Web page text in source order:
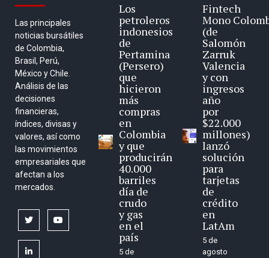
Las principales
noticias bursátiles
de Colombia,
Brasil, Perú,
México y Chile.
Análisis de las
decisiones
financieras,
índices, divisas y
valores, así como
las movimientos
empresariales que
afectan a los
mercados.
twitter
linkedin
Los
petroleros
indonesios
de
Pertamina
(Persero)
que
hicieron
más
compras
en
Colombia
y que
producirán
40.000
barriles
día de
crudo
y gas
en el
país
5 de
Fintech
Mono
(de
Salomón
Zarruk
Valencia
y con
ingresos
año
por
$22.000
millones)
lanzó
solución
para
tarjetas
de
crédito
en
LatAm
5 de
agosto